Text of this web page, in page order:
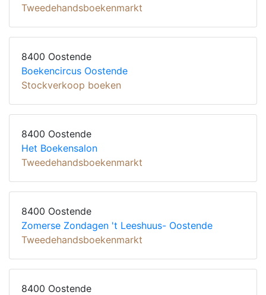
Tweedehandsboekenmarkt
8400 Oostende
Boekencircus Oostende
Stockverkoop boeken
8400 Oostende
Het Boekensalon
Tweedehandsboekenmarkt
8400 Oostende
Zomerse Zondagen 't Leeshuus- Oostende
Tweedehandsboekenmarkt
8400 Oostende